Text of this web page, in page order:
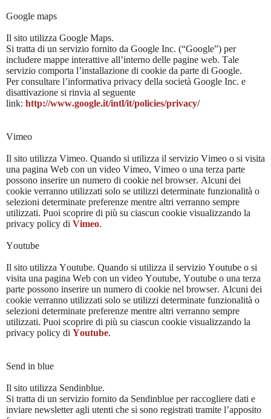
Google maps
Il sito utilizza Google Maps.
Si tratta di un servizio fornito da Google Inc. (“Google”) per
includere mappe interattive all’interno delle pagine web. Tale
servizio comporta l’installazione di cookie da parte di Google.
Per consultare l’informativa privacy della società Google Inc. e
disattivazione si rinvia al seguente
link: http://www.google.it/intl/it/policies/privacy/
Vimeo
Il sito utilizza Vimeo. Quando si utilizza il servizio Vimeo o si visita
una pagina Web con un video Vimeo, Vimeo o una terza parte
possono inserire un numero di cookie nel browser. Alcuni dei
cookie verranno utilizzati solo se utilizzi determinate funzionalità o
selezioni determinate preferenze mentre altri verranno sempre
utilizzati. Puoi scoprire di più su ciascun cookie visualizzando la
privacy policy di Vimeo.
Youtube
Il sito utilizza Youtube. Quando si utilizza il servizio Youtube o si
visita una pagina Web con un video Youtube, Youtube o una terza
parte possono inserire un numero di cookie nel browser. Alcuni dei
cookie verranno utilizzati solo se utilizzi determinate funzionalità o
selezioni determinate preferenze mentre altri verranno sempre
utilizzati. Puoi scoprire di più su ciascun cookie visualizzando la
privacy policy di Youtube.
Send in blue
Il sito utilizza Sendinblue.
Si tratta di un servizio fornito da Sendinblue per raccogliere dati e
inviare newsletter agli utenti che si sono registrati tramite l’apposito